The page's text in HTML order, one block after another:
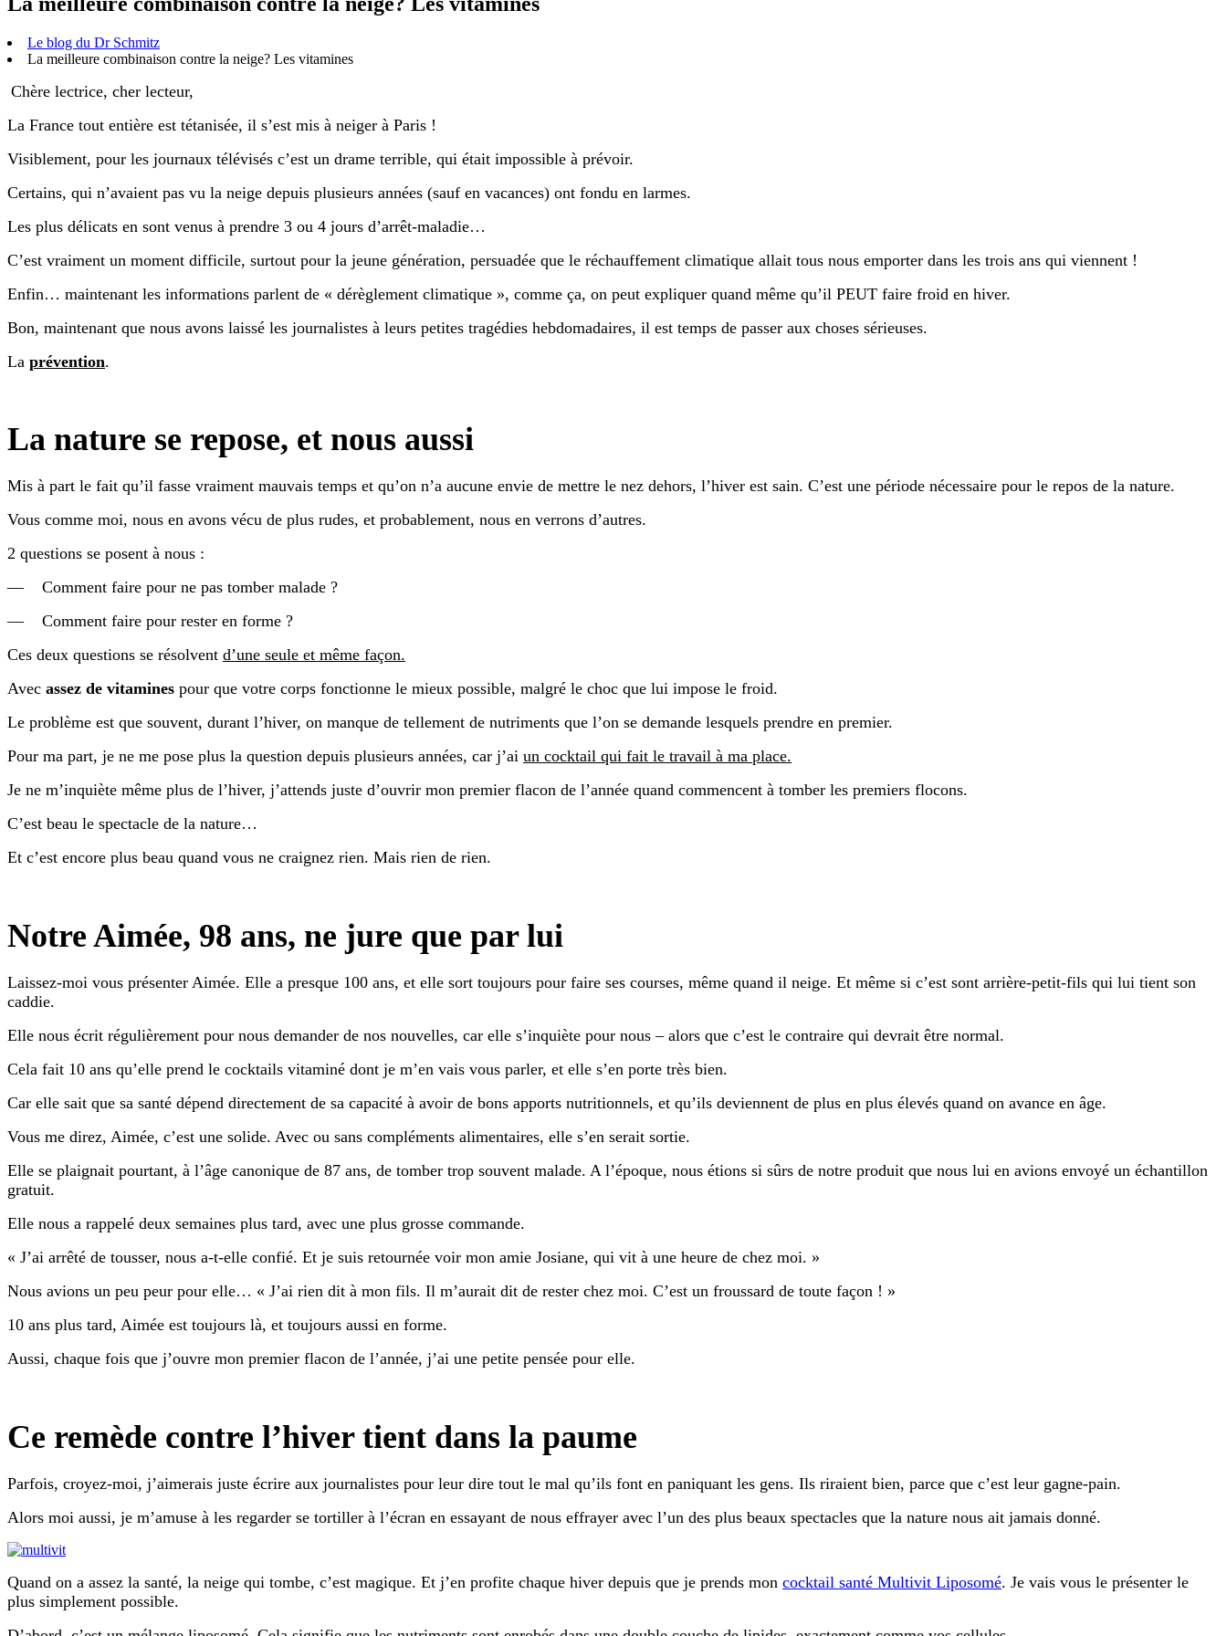
Le blog du Dr Schmitz
La meilleure combinaison contre la neige? Les vitamines
Chère lectrice, cher lecteur,
La France tout entière est tétanisée, il s’est mis à neiger à Paris !
Visiblement, pour les journaux télévisés c’est un drame terrible, qui était impossible à prévoir.
Certains, qui n’avaient pas vu la neige depuis plusieurs années (sauf en vacances) ont fondu en larmes.
Les plus délicats en sont venus à prendre 3 ou 4 jours d’arrêt-maladie…
C’est vraiment un moment difficile, surtout pour la jeune génération, persuadée que le réchauffement climatique allait tous nous emporter dans les trois ans qui viennent !
Enfin… maintenant les informations parlent de « dérèglement climatique », comme ça, on peut expliquer quand même qu’il PEUT faire froid en hiver.
Bon, maintenant que nous avons laissé les journalistes à leurs petites tragédies hebdomadaires, il est temps de passer aux choses sérieuses.
La prévention.
La nature se repose, et nous aussi
Mis à part le fait qu’il fasse vraiment mauvais temps et qu’on n’a aucune envie de mettre le nez dehors, l’hiver est sain. C’est une période nécessaire pour le repos de la nature.
Vous comme moi, nous en avons vécu de plus rudes, et probablement, nous en verrons d’autres.
2 questions se posent à nous :
— Comment faire pour ne pas tomber malade ?
— Comment faire pour rester en forme ?
Ces deux questions se résolvent d’une seule et même façon.
Avec assez de vitamines pour que votre corps fonctionne le mieux possible, malgré le choc que lui impose le froid.
Le problème est que souvent, durant l’hiver, on manque de tellement de nutriments que l’on se demande lesquels prendre en premier.
Pour ma part, je ne me pose plus la question depuis plusieurs années, car j’ai un cocktail qui fait le travail à ma place.
Je ne m’inquiète même plus de l’hiver, j’attends juste d’ouvrir mon premier flacon de l’année quand commencent à tomber les premiers flocons.
C’est beau le spectacle de la nature…
Et c’est encore plus beau quand vous ne craignez rien. Mais rien de rien.
Notre Aimée, 98 ans, ne jure que par lui
Laissez-moi vous présenter Aimée. Elle a presque 100 ans, et elle sort toujours pour faire ses courses, même quand il neige. Et même si c’est sont arrière-petit-fils qui lui tient son
caddie.
Elle nous écrit régulièrement pour nous demander de nos nouvelles, car elle s’inquiète pour nous – alors que c’est le contraire qui devrait être normal.
Cela fait 10 ans qu’elle prend le cocktails vitaminé dont je m’en vais vous parler, et elle s’en porte très bien.
Car elle sait que sa santé dépend directement de sa capacité à avoir de bons apports nutritionnels, et qu’ils deviennent de plus en plus élevés quand on avance en âge.
Vous me direz, Aimée, c’est une solide. Avec ou sans compléments alimentaires, elle s’en serait sortie.
Elle se plaignait pourtant, à l’âge canonique de 87 ans, de tomber trop souvent malade. A l’époque, nous étions si sûrs de notre produit que nous lui en avions envoyé un échantillon
gratuit.
Elle nous a rappelé deux semaines plus tard, avec une plus grosse commande.
« J’ai arrêté de tousser, nous a-t-elle confié. Et je suis retournée voir mon amie Josiane, qui vit à une heure de chez moi. »
Nous avions un peu peur pour elle… « J’ai rien dit à mon fils. Il m’aurait dit de rester chez moi. C’est un froussard de toute façon ! »
10 ans plus tard, Aimée est toujours là, et toujours aussi en forme.
Aussi, chaque fois que j’ouvre mon premier flacon de l’année, j’ai une petite pensée pour elle.
Ce remède contre l’hiver tient dans la paume
Parfois, croyez-moi, j’aimerais juste écrire aux journalistes pour leur dire tout le mal qu’ils font en paniquant les gens. Ils riraient bien, parce que c’est leur gagne-pain.
Alors moi aussi, je m’amuse à les regarder se tortiller à l’écran en essayant de nous effrayer avec l’un des plus beaux spectacles que la nature nous ait jamais donné.
Quand on a assez la santé, la neige qui tombe, c’est magique. Et j’en profite chaque hiver depuis que je prends mon cocktail santé Multivit Liposomé. Je vais vous le présenter le
plus simplement possible.